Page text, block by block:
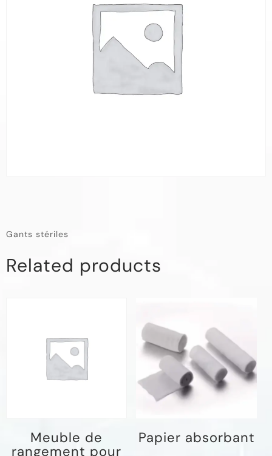
Gants stériles
Related products
Meuble de
rangement pour
Papier absorbant